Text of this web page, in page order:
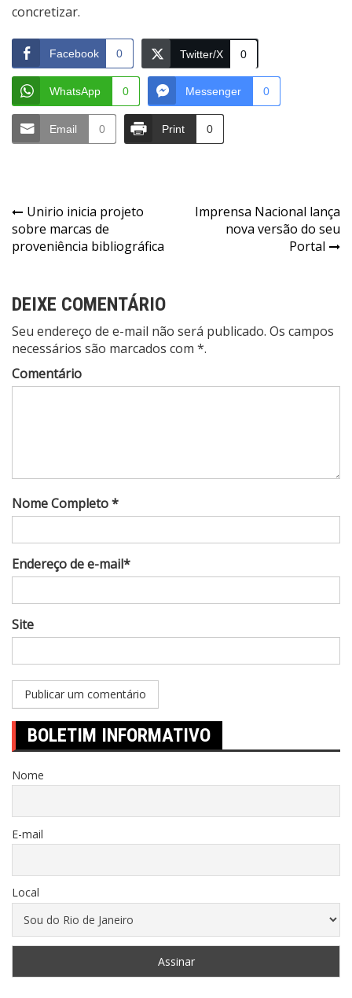
concretizar.
Facebook 0 Twitter/X 0
WhatsApp 0 Messenger 0
Email 0 Print 0
Navegação
de
Unirio inicia projeto
sobre marcas de
proveniência bibliográfica
Imprensa Nacional lança
nova versão do seu
Portal
DEIXE COMENTÁRIO
Seu endereço de e-mail não será publicado. Os campos
necessários são marcados com *.
Comentário
Nome Completo *
Endereço de e-mail*
Site
BOLETIM INFORMATIVO
Nome
E-mail
Local